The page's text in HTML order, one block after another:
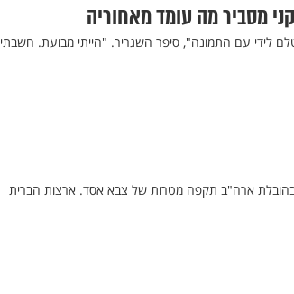
מסביר מה עומד מאחוריה
לידי עם התמונה", סיפר השגריר. "הייתי מבועת. חשבתי
בהובלת ארה"ב תקפה מטרות של צבא אסד. ארצות הברית